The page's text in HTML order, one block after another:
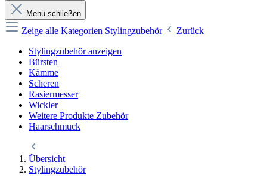
Menü schließen
Zeige alle Kategorien Stylingzubehör
Zurück
Stylingzubehör anzeigen
Bürsten
Kämme
Scheren
Rasiermesser
Wickler
Weitere Produkte Zubehör
Haarschmuck
Übersicht
Stylingzubehör